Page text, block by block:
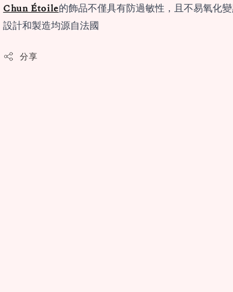
Chun Étoile的飾品不僅具有防過敏性，且不易氧化
設計和製造均源自法國
分享